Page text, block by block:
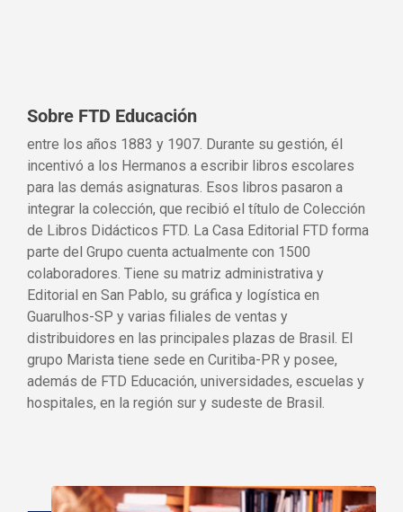
Sobre FTD Educación
entre los años 1883 y 1907. Durante su gestión, él
incentivó a los Hermanos a escribir libros escolares
para las demás asignaturas. Esos libros pasaron a
integrar la colección, que recibió el título de Colección
de Libros Didácticos FTD. La Casa Editorial FTD forma
parte del Grupo cuenta actualmente con 1500
colaboradores. Tiene su matriz administrativa y
Editorial en San Pablo, su gráfica y logística en
Guarulhos-SP y varias filiales de ventas y
distribuidores en las principales plazas de Brasil. El
grupo Marista tiene sede en Curitiba-PR y posee,
además de FTD Educación, universidades, escuelas y
hospitales, en la región sur y sudeste de Brasil.